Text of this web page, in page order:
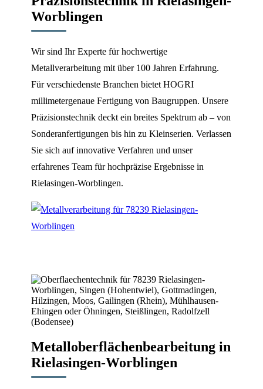
Worblingen
Wir sind Ihr Experte für hochwertige
Metallverarbeitung mit über 100 Jahren Erfahrung.
Für verschiedenste Branchen bietet HOGRI
millimetergenaue Fertigung von Baugruppen. Unsere
Präzisionstechnik deckt ein breites Spektrum ab – von
Sonderanfertigungen bis hin zu Kleinserien. Verlassen
Sie sich auf innovative Verfahren und unser
erfahrenes Team für hochpräzise Ergebnisse in
Rielasingen-Worblingen.
Metalloberflächenbearbeitung in
Rielasingen-Worblingen